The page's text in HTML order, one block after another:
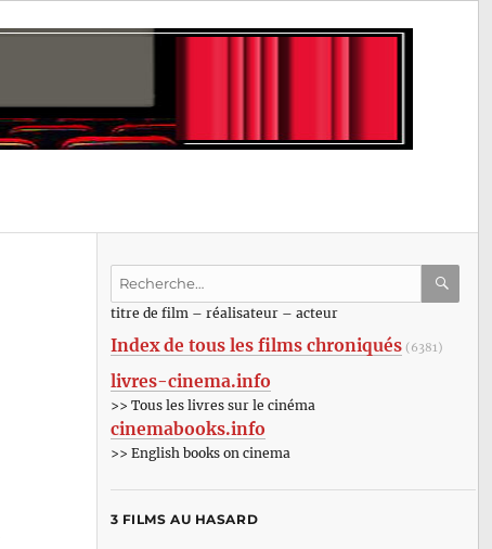
Recherche
:titre de film – réalisateur – acteur
Index de tous les films chroniqués (6381)
livres-cinema.info
>> Tous les livres sur le cinéma
cinemabooks.info
>> English books on cinema
3 FILMS AU HASARD